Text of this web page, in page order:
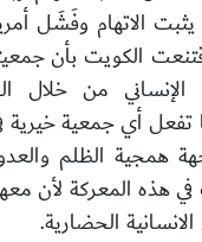
يثبت الاتهام وفَشَل
الكويت بأن
الإنساني من خلال
أي جمعية خيرية
همجية الظلم
هذه المعركة لأن
الحضارية.